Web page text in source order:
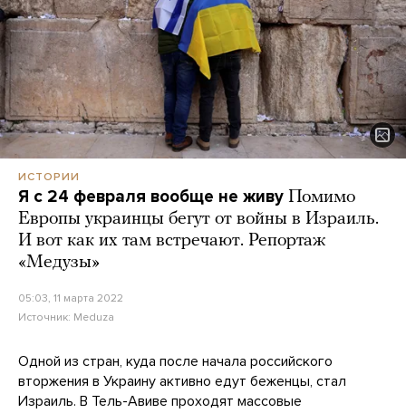
ИСТОРИИ
Я с 24 февраля вообще не живу Помимо
Европы украинцы бегут от войны в Израиль.
И вот как их там встречают. Репортаж
«Медузы»
05:03, 11 марта 2022
Источник: Meduza
Одной из стран, куда после начала российского
вторжения в Украину активно едут беженцы, стал
Израиль. В Тель-Авиве проходят массовые